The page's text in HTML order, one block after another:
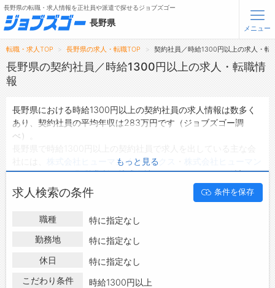
無料会員登録 ログイン
トップ
詳細情報で求人を探す
【初めての方へ】
長野県の求人検索で選ばれる理由
転職支援サービスについて
転職支援サービス
転職ノウハウ(応募書類の書き方・面接対策など)
転職・採用コラム
長野県の転職・求人情報を正社員や派遣で探せるジョブズゴー
長野県
メニュー
転職・求人TOP 長野県の求人・転職TOP 契約社員／時給1300円以上の求人・転
長野県の契約社員／時給1300円以上の求人・転職情
報
長野県における時給1300円以上の契約社員の求人情報は数多く
あり、契約社員の平均年収は283万円です（ジョブズゴー調
べ）。
株式会社ヒューマンインデックス
インデックス 長野営業所・株式会社PNFなどがあり、ご希望の
条件に合った求人を探すことできます。
長野県の地域密着型の求人サイトであるジョブズゴーでは長野県
の契約社員として働ける求人情報を95件取り扱っています。
ハローワークにはない求人も多数扱っており、転職だけでなく、
第二新卒から50代・60代以上の方の再就職も可能です。 長野県
は、ぜひ興味のある職種に応募してみてくださいね。
もっと見る
求人検索の条件 条件を保存
職種
特に指定なし
勤務地
特に指定なし
休日
特に指定なし
こだわり条件
時給1300円以上